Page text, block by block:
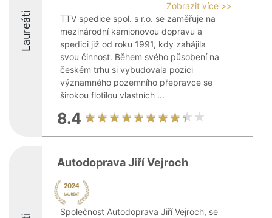
Laureáti
Zobrazit více >>
TTV spedice spol. s r.o. se zaměřuje na
mezinárodní kamionovou dopravu a
spedici již od roku 1991, kdy zahájila
svou činnost. Během svého působení na
českém trhu si vybudovala pozici
významného pozemního přepravce se
širokou flotilou vlastních ...
8.4
Autodoprava Jiří Vejroch
Společnost Autodoprava Jiří Vejroch, se